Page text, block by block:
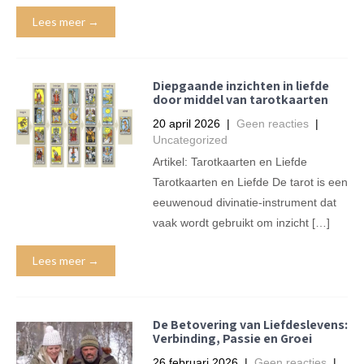
Lees meer →
Diepgaande inzichten in liefde
door middel van tarotkaarten
20 april 2026 | Geen reacties |
Uncategorized
Artikel: Tarotkaarten en Liefde
Tarotkaarten en Liefde De tarot is een
eeuwenoud divinatie-instrument dat
vaak wordt gebruikt om inzicht […]
Lees meer →
De Betovering van Liefdeslevens:
Verbinding, Passie en Groei